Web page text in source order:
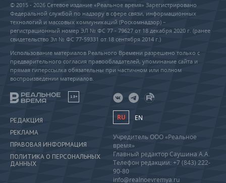
© 2015 - 2026 Сетевое издание «Реальное время» Зарегистрировано
Федеральной службой по надзору в сфере связи, информационных
технологий и массовых коммуникаций (Роскомнадзор) –
регистрационный номер ЭЛ № ФС 77 - 79627 от 18 декабря 2020 г. (ранее
свидетельство Эл № ФС 77-59331 от 18 сентября 2014 г.)
Использование материалов Реального Времени разрешено только с
предварительного согласия правообладателей, упоминание сайта и
прямая гиперссылка обязательны при частичном или полном
воспроизведении материалов.
18+
РЕДАКЦИЯ
РЕКЛАМА
ПРАВОВАЯ ИНФОРМАЦИЯ
ПОЛИТИКА О ПЕРСОНАЛЬНЫХ
ДАННЫХ
RU EN
Учредитель ООО «Реальное
время»
Главный редактор Саушина А.А.
Телефон редакции: +7 (843) 222-
90-80
info@realnoevremya.ru